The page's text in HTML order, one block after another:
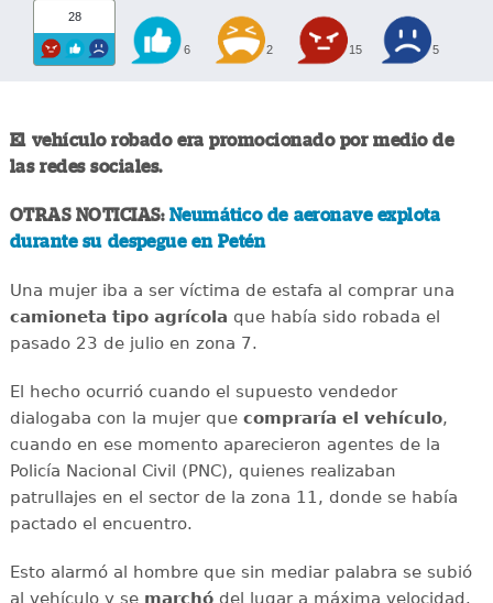
28
6 2 15 5
El vehículo robado era promocionado por medio de
las redes sociales.
OTRAS NOTICIAS:Neumático de aeronave explota
durante su despegue en Petén
Una mujer iba a ser víctima de estafa al comprar una
camioneta tipo agrícola que había sido robada el
pasado 23 de julio en zona 7.
El hecho ocurrió cuando el supuesto vendedor
dialogaba con la mujer quecompraría el vehículo,
cuando en ese momento aparecieron agentes de la
Policía Nacional Civil (PNC), quienes realizaban
patrullajes en el sector de la zona 11, donde se había
pactado el encuentro.
Esto alarmó al hombre que sin mediar palabra se subió
al vehículo y se marchódel lugar a máxima velocidad.